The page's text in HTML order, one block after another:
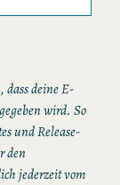
dass deine E-
wird. So
und Release-
den
jederzeit vom